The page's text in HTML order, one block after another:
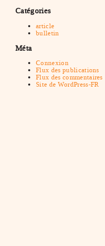
Catégories
article
bulletin
Méta
Connexion
Flux des publications
Flux des commentaires
Site de WordPress-FR